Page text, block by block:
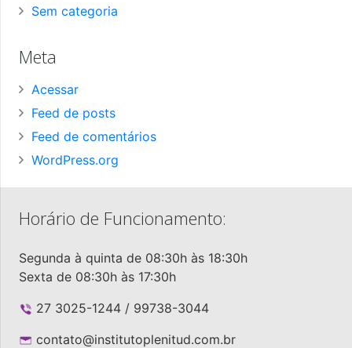
Sem categoria
Meta
Acessar
Feed de posts
Feed de comentários
WordPress.org
Horário de Funcionamento:
Segunda à quinta de 08:30h às 18:30h
Sexta de 08:30h às 17:30h
27 3025-1244 / 99738-3044
contato@institutoplenitud.com.br